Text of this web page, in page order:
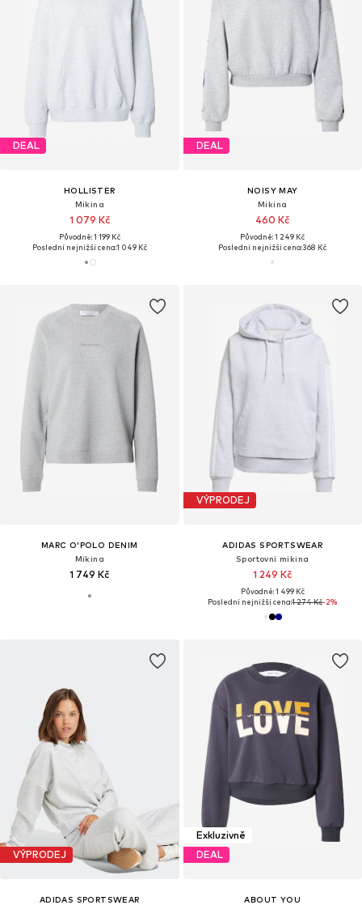
DEAL
HOLLISTER
Mikina
1 079 Kč
Původně: 1 199 Kč
Poslední nejnižší cena:1 049 Kč
DEAL
NOISY MAY
Mikina
460 Kč
Původně: 1 249 Kč
Poslední nejnižší cena:368 Kč
MARC O'POLO DENIM
Mikina
1 749 Kč
VÝPRODEJ
ADIDAS SPORTSWEAR
Sportovní mikina
1 249 Kč
Původně: 1 499 Kč
Poslední nejnižší cena:1 274 Kč-2%
VÝPRODEJ
ADIDAS SPORTSWEAR
Exkluzivně
DEAL
ABOUT YOU